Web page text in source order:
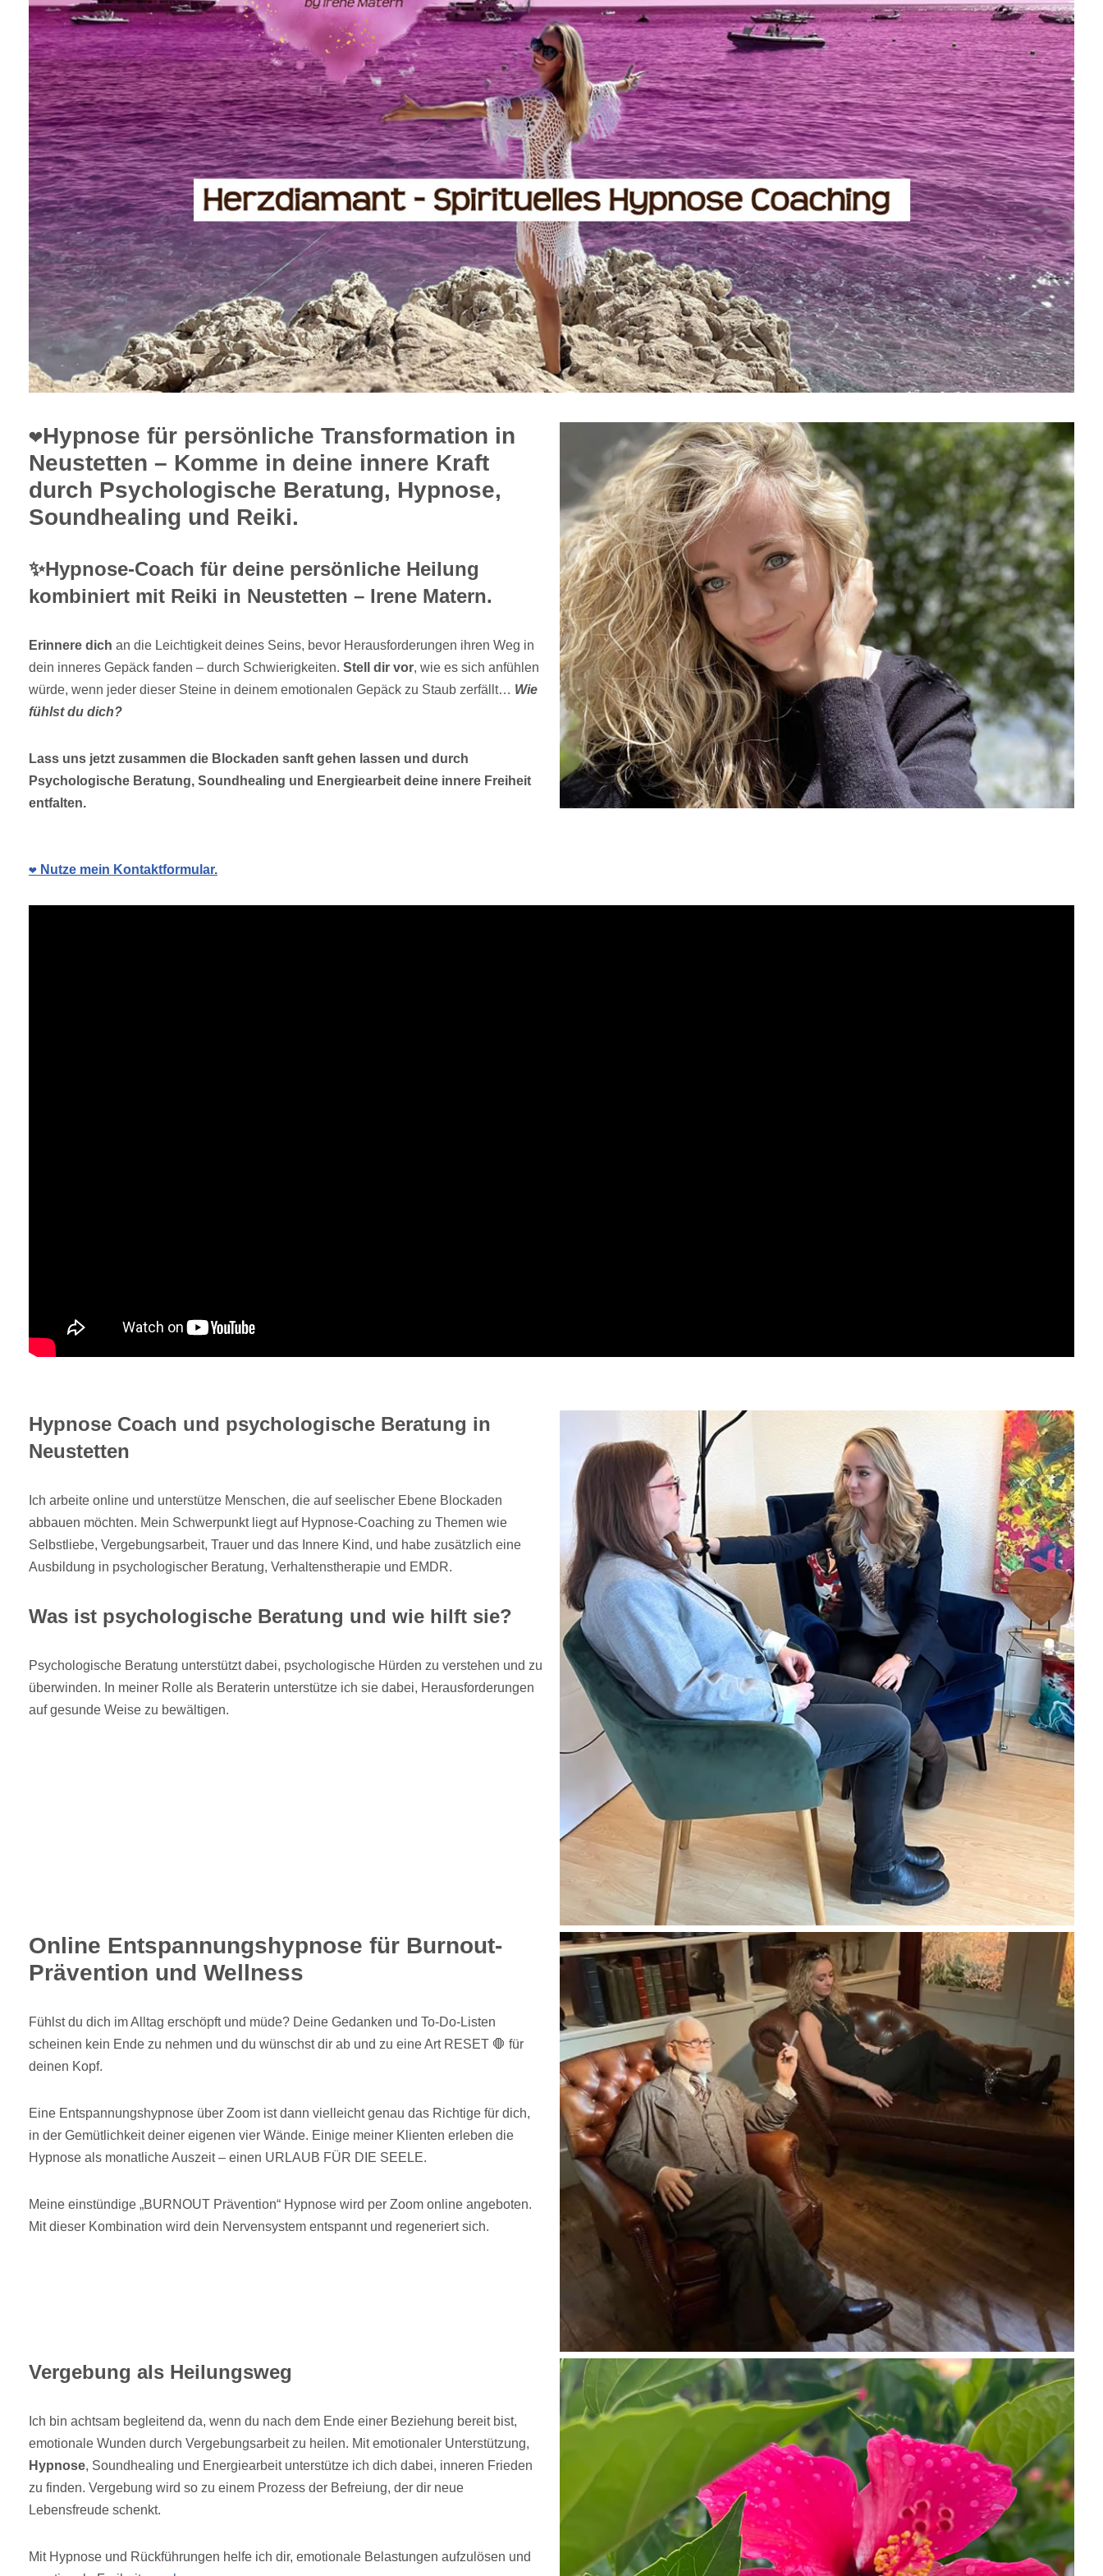
❤️Hypnose für persönliche Transformation in
Neustetten – Komme in deine innere Kraft
durch Psychologische Beratung, Hypnose,
Soundhealing und Reiki.
✨Hypnose-Coach für deine persönliche Heilung
kombiniert mit Reiki in Neustetten – Irene Matern.
Erinnere dich an die Leichtigkeit deines Seins, bevor Herausforderungen ihren Weg in
dein inneres Gepäck fanden – durch Schwierigkeiten. Stell dir vor, wie es sich anfühlen
würde, wenn jeder dieser Steine in deinem emotionalen Gepäck zu Staub zerfällt… Wie
fühlst du dich?
Lass uns jetzt zusammen die Blockaden sanft gehen lassen und durch
Psychologische Beratung, Soundhealing und Energiearbeit deine innere Freiheit
entfalten.
❤️ Nutze mein Kontaktformular.
Hypnose Coach und psychologische Beratung in
Neustetten
Ich arbeite online und unterstütze Menschen, die auf seelischer Ebene Blockaden
abbauen möchten. Mein Schwerpunkt liegt auf Hypnose-Coaching zu Themen wie
Selbstliebe, Vergebungsarbeit, Trauer und das Innere Kind, und habe zusätzlich eine
Ausbildung in psychologischer Beratung, Verhaltenstherapie und EMDR.
Was ist psychologische Beratung und wie hilft sie?
Psychologische Beratung unterstützt dabei, psychologische Hürden zu verstehen und zu
überwinden. In meiner Rolle als Beraterin unterstütze ich sie dabei, Herausforderungen
auf gesunde Weise zu bewältigen.
Online Entspannungshypnose für Burnout-
Prävention und Wellness
Fühlst du dich im Alltag erschöpft und müde? Deine Gedanken und To-Do-Listen
scheinen kein Ende zu nehmen und du wünschst dir ab und zu eine Art RESET 🛑 für
deinen Kopf.
Eine Entspannungshypnose über Zoom ist dann vielleicht genau das Richtige für dich,
in der Gemütlichkeit deiner eigenen vier Wände. Einige meiner Klienten erleben die
Hypnose als monatliche Auszeit – einen URLAUB FÜR DIE SEELE.
Meine einstündige „BURNOUT Prävention“ Hypnose wird per Zoom online angeboten.
Mit dieser Kombination wird dein Nervensystem entspannt und regeneriert sich.
Vergebung als Heilungsweg
Ich bin achtsam begleitend da, wenn du nach dem Ende einer Beziehung bereit bist,
emotionale Wunden durch Vergebungsarbeit zu heilen. Mit emotionaler Unterstützung,
Hypnose, Soundhealing und Energiearbeit unterstütze ich dich dabei, inneren Frieden
zu finden. Vergebung wird so zu einem Prozess der Befreiung, der dir neue
Lebensfreude schenkt.
Mit Hypnose und Rückführungen helfe ich dir, emotionale Belastungen aufzulösen und